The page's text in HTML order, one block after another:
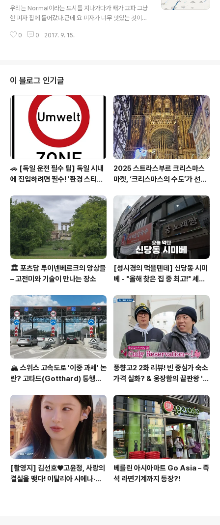
수 위에 있는 오리물이 맑아서 물 속의 오리 다리까지 보인
다. 어제 못간 루트66 사인!!드디어 종착지에 도착루트 66
였다.하지만 아직 우리의 여행은 끝나지 않았기에~ 밑에서
우리는 Normal이라는 도시를 지나가다가 배가 고파 그냥
한 피자 집에 들어갔다.근데 요 피자가 너무 맛있는 것이였
식당이였다. 우리는 이후Atlanta, IL라는 마을로 갔다.이곳
어쩔 땐 머플러, 타이어 등을 들고 있었다고 한다. 이곳 아
틀란타는 건물들도 아기자기하고 마을이 아름답게 가꾸어
져 있었다.위 사진은 아틀란타의 공공 도서관 사진이다. 우
리는 계속 달려 Pontiac이라는 도시로 갔다. 이 곳에도 역
시 루트 66 박물관이 있었다. 시카고를 얼마 안 남기고 있
는 상황이여..
0 0 2017. 9. 15.
이 블로그 인기글
🚗 [독일 운전 필수 팁] 독일 시내
에 진입하려면 필수! '환경 스티커
2025 스트라스부르 크리스마스
마켓, ‘크리스마스의 수도’가 선사
🏛️ 포츠담 루이넨베르크의 앙상블
– 고전미와 기술이 만나는 장소
[성시경의 먹을텐데] 신당동 시미
베 - "올해 찾은 집 중 최고!" 셰프
🏔️ 스위스 고속도로 '이중 과세' 논
란? 고타드(Gotthard) 통행료
풍향고2 2화 리뷰! 빈 중심가 숙소
가격 실화? & 웅장함의 끝판왕 '슈
[촬영지] 김선호♥고윤정, 사랑의
결실을 맺다! 이탈리아 시에나·피
베를린 아시아마트 Go Asia – 즉
석 라면기계까지 등장?!